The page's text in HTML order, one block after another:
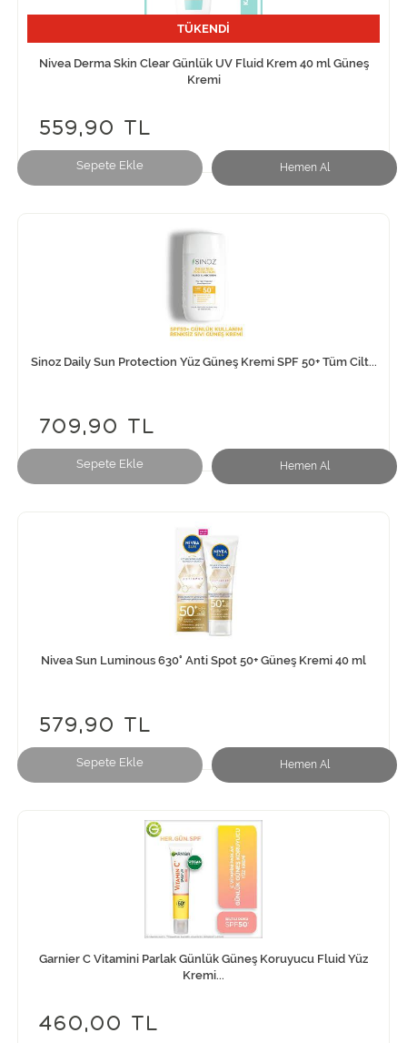
Sepete Ekle Hemen Al
TÜKENDİ
Nivea Derma Skin Clear Günlük UV Fluid Krem 40 ml Güneş
Kremi
559,90 TL
Sepete Ekle Hemen Al
Sinoz Daily Sun Protection Yüz Güneş Kremi SPF 50+ Tüm Cilt...
709,90 TL
Sepete Ekle Hemen Al
Nivea Sun Luminous 630° Anti Spot 50+ Güneş Kremi 40 ml
579,90 TL
Garnier C Vitamini Parlak Günlük Güneş Koruyucu Fluid Yüz
Kremi...
460,00 TL